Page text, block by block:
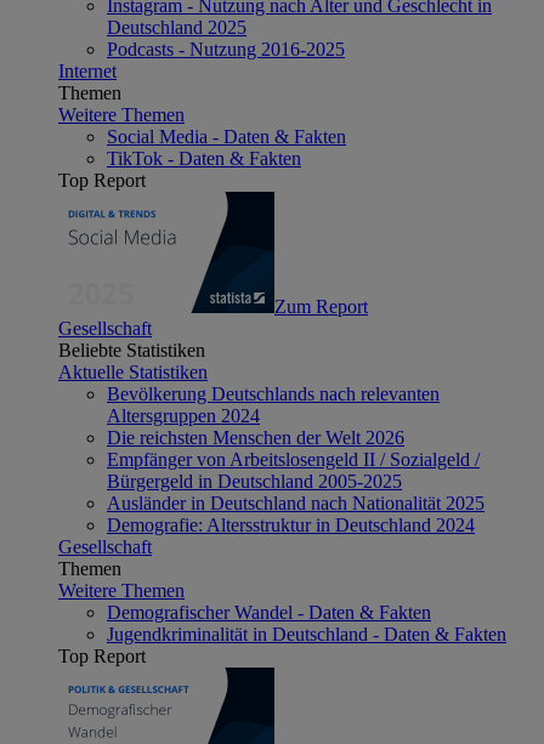
Instagram - Nutzung nach Alter und Geschlecht in
Deutschland 2025
Podcasts - Nutzung 2016-2025
Internet
Themen
Weitere Themen
Social Media - Daten & Fakten
TikTok - Daten & Fakten
Top Report
Zum Report
Gesellschaft
Beliebte Statistiken
Aktuelle Statistiken
Bevölkerung Deutschlands nach relevanten
Altersgruppen 2024
Die reichsten Menschen der Welt 2026
Empfänger von Arbeitslosengeld II / Sozialgeld /
Bürgergeld in Deutschland 2005-2025
Ausländer in Deutschland nach Nationalität 2025
Demografie: Altersstruktur in Deutschland 2024
Gesellschaft
Themen
Weitere Themen
Demografischer Wandel - Daten & Fakten
Jugendkriminalität in Deutschland - Daten & Fakten
Top Report